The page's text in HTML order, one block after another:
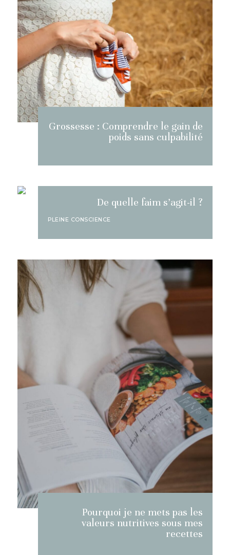
Grossesse : Comprendre le gain de
poids sans culpabilité
De quelle faim s’agit-il ?
PLEINE CONSCIENCE
Pourquoi je ne mets pas les
valeurs nutritives sous mes
recettes